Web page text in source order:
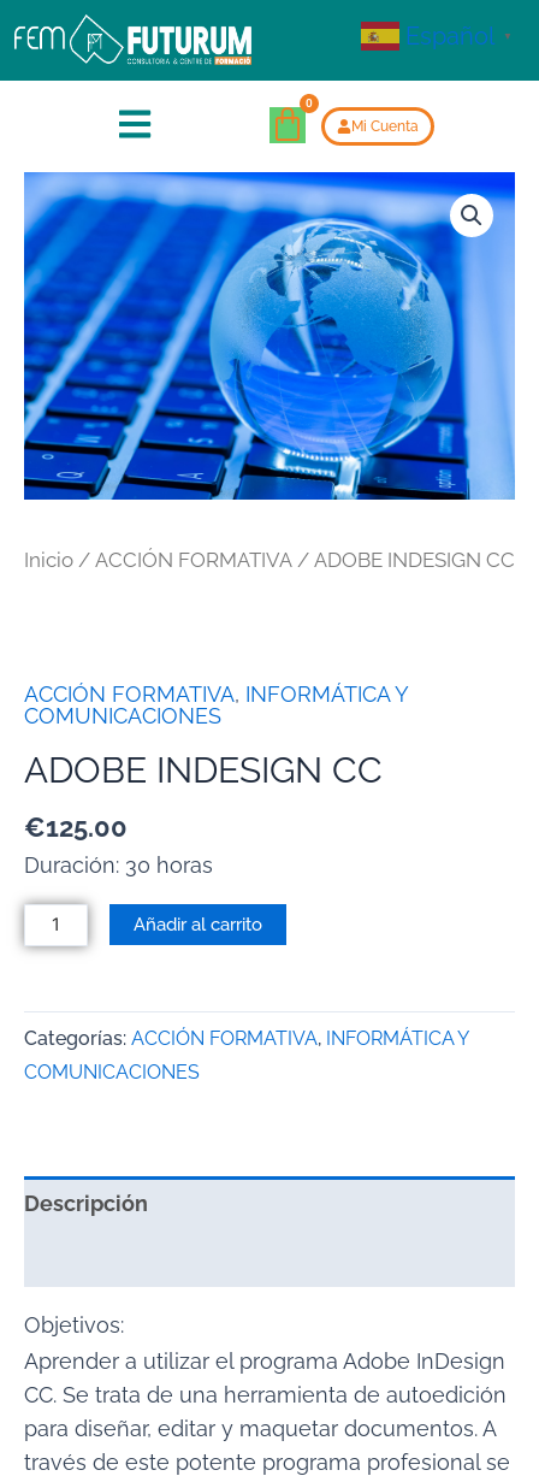
Mi Cuenta
Inicio / ACCIÓN FORMATIVA / ADOBE INDESIGN CC
ACCIÓN FORMATIVA, INFORMÁTICA Y
COMUNICACIONES
ADOBE INDESIGN CC
€125.00
Duración: 30 horas
Añadir al carrito
Categorías: ACCIÓN FORMATIVA, INFORMÁTICA Y
COMUNICACIONES
Descripción
Objetivos:
Aprender a utilizar el programa Adobe InDesign
CC. Se trata de una herramienta de autoedición
para diseñar, editar y maquetar documentos. A
través de este potente programa profesional se
Español ▼